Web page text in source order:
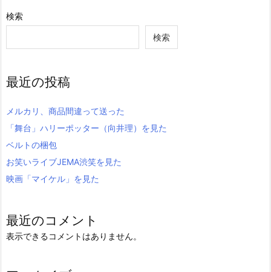
検索
検索
最近の投稿
メルカリ、商品間違って送った
「舞台」ハリーポッター（向井理）を見た
ベルトの梱包
お笑いライブJEMA渋笑を見た
映画「マイケル」を見た
最近のコメント
表示できるコメントはありません。